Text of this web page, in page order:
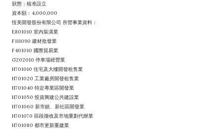
狀態：核准設立
資本額：4,000,000
恆美開發股份有限公司 所營事業資料：
E801010 室內裝潢業
F111090 建材批發業
F401010 國際貿易業
G202010 停車場經營業
H701010 住宅及大樓開發租售業
H701020 工業廠房開發租售業
H701040 特定專業區開發業
H701050 投資興建公共建設業
H701060 新市鎮、新社區開發業
H701070 區段徵收及市地重劃代辦業
H701080 都市更新重建業